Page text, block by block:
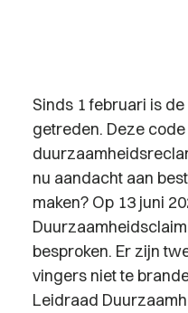
Sinds 1 februari is
getreden. Deze
nu aandacht aan
maken? Op 13 juni
besproken. Er zijn
vingers niet te
Leidraad